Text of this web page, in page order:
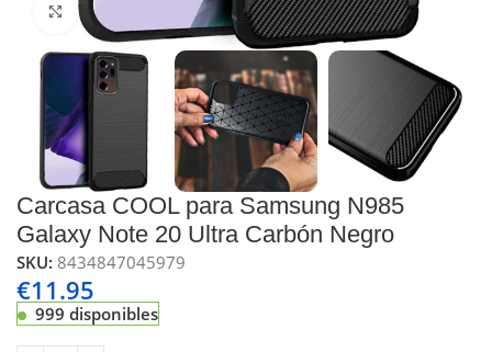
Click to enlarge
Carcasa COOL para Samsung N985
Galaxy Note 20 Ultra Carbón Negro
SKU:8434847045979
€11.95
999 disponibles